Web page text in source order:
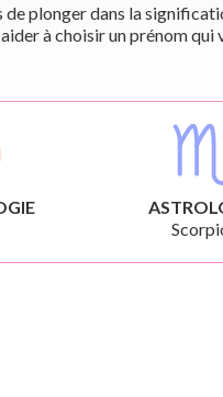
de plonger dans la
à choisir un prénom qui